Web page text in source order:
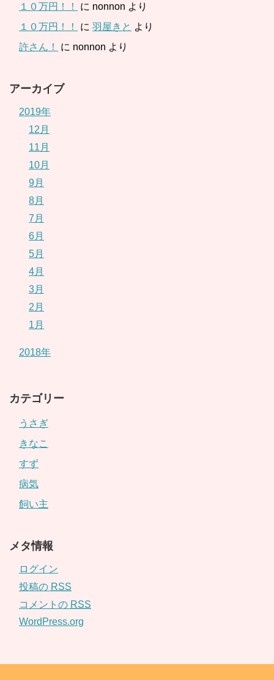
１０万円！！
に nonnon より
１０万円！！
に 羽屋きと より
許さん！
に nonnon より
アーカイブ
2019年
12月
11月
10月
9月
8月
7月
6月
5月
4月
3月
2月
1月
2018年
カテゴリー
うさぎ
きなこ
すず
病気
飼い主
メタ情報
ログイン
投稿の RSS
コメントの RSS
WordPress.org